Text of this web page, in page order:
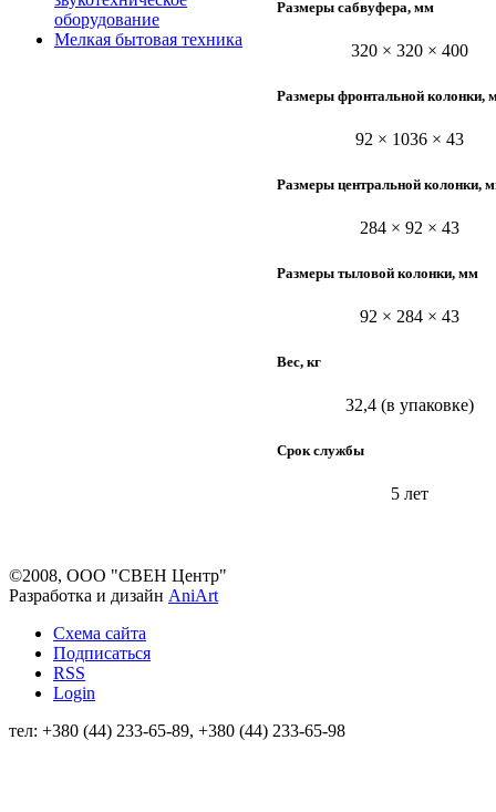
оборудование
Мелкая бытовая техника
Размеры сабвуфера, мм
320 × 320 × 400
Размеры фронтальной колонки,
92 × 1036 × 43
Размеры центральной колонки,
284 × 92 × 43
Размеры тыловой колонки, мм
92 × 284 × 43
Вес, кг
32,4 (в упаковке)
Срок службы
5 лет
©2008, ООО "СВЕН Центр"
Разработка и дизайн AniArt
Схема сайта
Подписаться
RSS
Login
тел: +380 (44) 233-65-89, +380 (44) 233-65-98